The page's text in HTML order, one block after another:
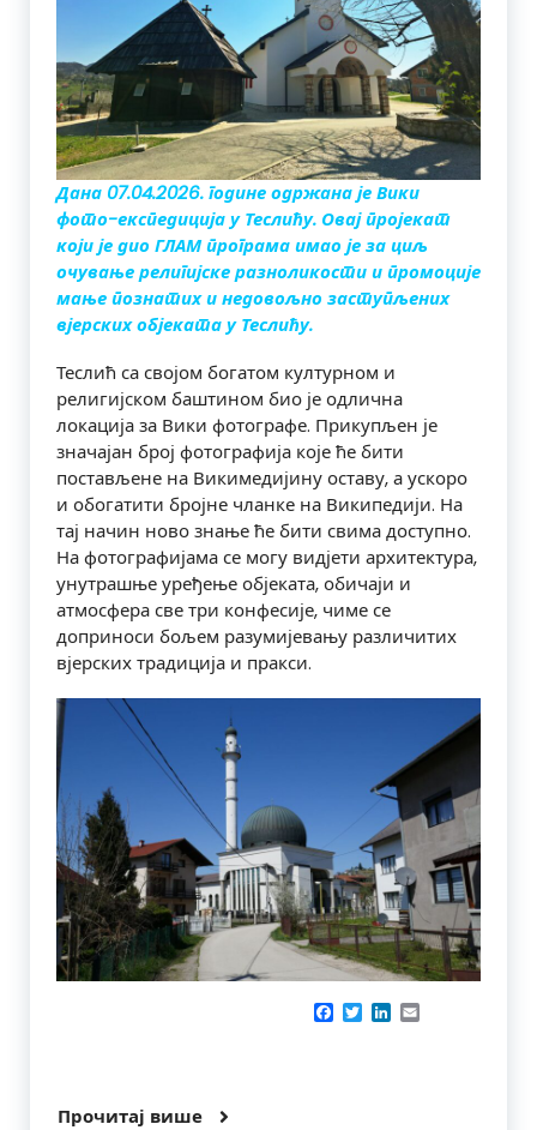
Дана 07.04.2026. године одржана је Вики
фото-експедиција у Теслићу. Овај пројекат
који је дио ГЛАМ програма имао је за циљ
очување религијске разноликости и промоције
мање познатих и недовољно заступљених
вјерских објеката у Теслићу.
Теслић са својом богатом културном и
религијском баштином био је одлична
локација за Вики фотографе. Прикупљен је
значајан број фотографија које ће бити
постављене на Викимедијину оставу, а ускоро
и обогатити бројне чланке на Википедији. На
тај начин ново знање ће бити свима доступно.
На фотографијама се могу видјети архитектура,
унутрашње уређење објеката, обичаји и
атмосфера све три конфесије, чиме се
доприноси бољем разумијевању различитих
вјерских традиција и пракси.
Прочитај више
Facebook
TwitterLinkedIn